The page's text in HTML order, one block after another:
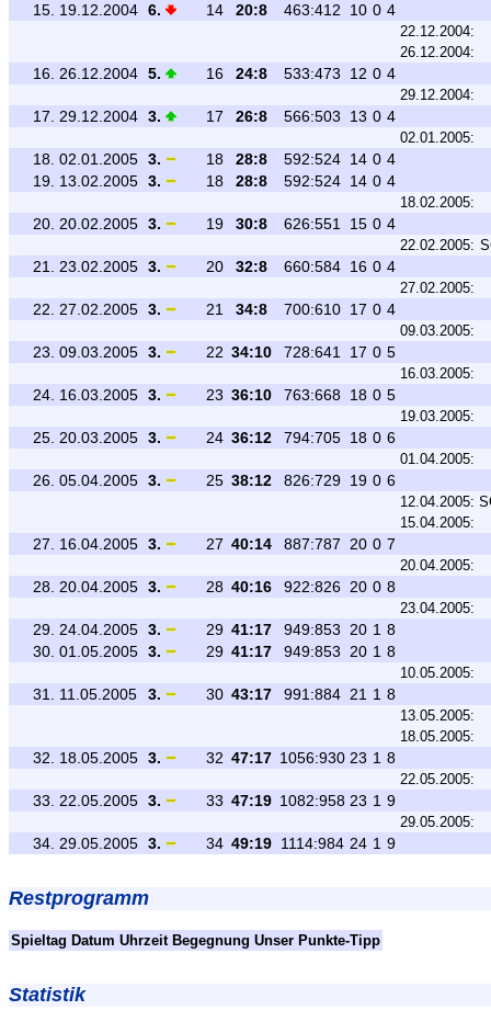
15. 19.12.2004 6. 14 20:8 463:412 10 0 4
22.12.2004:
26.12.2004:
16. 26.12.2004 5. 16 24:8 533:473 12 0 4
29.12.2004:
17. 29.12.2004 3. 17 26:8 566:503 13 0 4
02.01.2005:
18. 02.01.2005 3. 18 28:8 592:524 14 0 4
19. 13.02.2005 3. 18 28:8 592:524 14 0 4
18.02.2005:
20. 20.02.2005 3. 19 30:8 626:551 15 0 4
22.02.2005:
21. 23.02.2005 3. 20 32:8 660:584 16 0 4
27.02.2005:
22. 27.02.2005 3. 21 34:8 700:610 17 0 4
09.03.2005:
23. 09.03.2005 3. 22 34:10 728:641 17 0 5
16.03.2005:
24. 16.03.2005 3. 23 36:10 763:668 18 0 5
19.03.2005:
25. 20.03.2005 3. 24 36:12 794:705 18 0 6
01.04.2005:
26. 05.04.2005 3. 25 38:12 826:729 19 0 6
12.04.2005:
15.04.2005:
27. 16.04.2005 3. 27 40:14 887:787 20 0 7
20.04.2005:
28. 20.04.2005 3. 28 40:16 922:826 20 0 8
23.04.2005:
29. 24.04.2005 3. 29 41:17 949:853 20 1 8
30. 01.05.2005 3. 29 41:17 949:853 20 1 8
10.05.2005:
31. 11.05.2005 3. 30 43:17 991:884 21 1 8
13.05.2005:
18.05.2005:
32. 18.05.2005 3. 32 47:17 1056:930 23 1 8
22.05.2005:
33. 22.05.2005 3. 33 47:19 1082:958 23 1 9
29.05.2005:
34. 29.05.2005 3. 34 49:19 1114:984 24 1 9
Restprogramm
Spieltag Datum Uhrzeit Begegnung Unser Punkte-Tipp
Statistik